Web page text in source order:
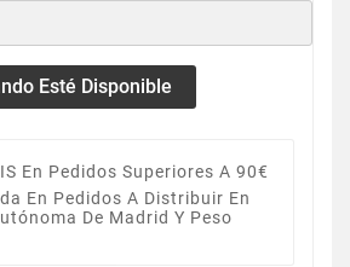
Esté Disponible
En Pedidos Superiores A 90€
En Pedidos A Distribuir En
De Madrid Y Peso